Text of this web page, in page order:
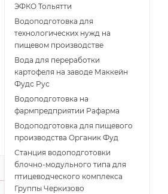
ЭФКО Тольятти
Водоподготовка для
технологических нужд на
пищевом производстве
Вода для переработки
картофеля на заводе Маккейн
Фудс Рус
Водоподготовка на
фармпредприятии Рафарма
Водоподготовка для пищевого
производства Органик Фуд
Станция водоподготовки
блочно-модульного типа для
птицеводческого комплекса
Группы Черкизово